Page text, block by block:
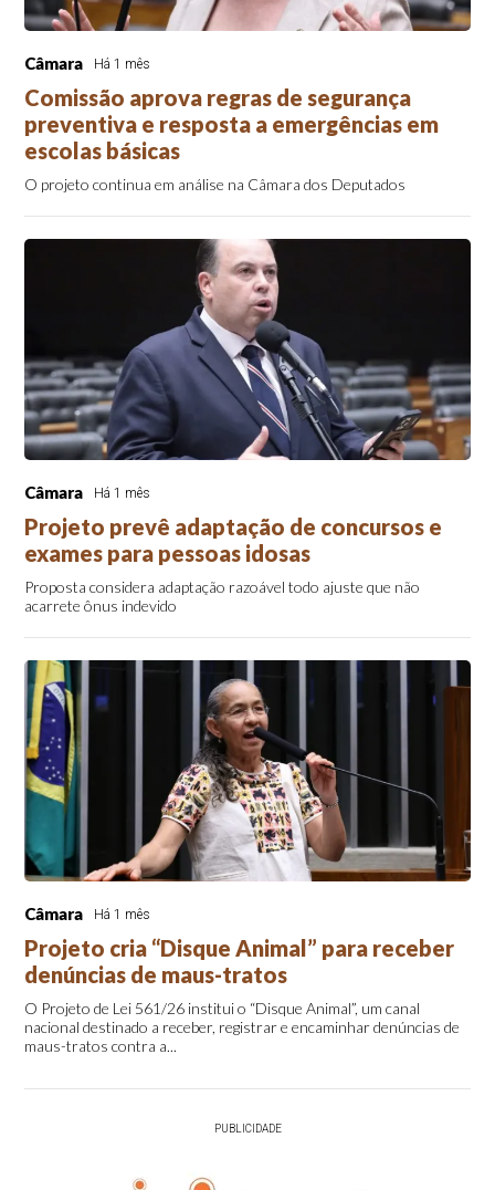
Câmara Há 1 mês
Comissão aprova regras de segurança
preventiva e resposta a emergências em
escolas básicas
O projeto continua em análise na Câmara dos Deputados
Câmara Há 1 mês
Projeto prevê adaptação de concursos e
exames para pessoas idosas
Proposta considera adaptação razoável todo ajuste que não
acarrete ônus indevido
Câmara Há 1 mês
Projeto cria “Disque Animal” para receber
denúncias de maus-tratos
O Projeto de Lei 561/26 institui o “Disque Animal”, um canal
nacional destinado a receber, registrar e encaminhar denúncias de
maus-tratos contra a...
PUBLICIDADE